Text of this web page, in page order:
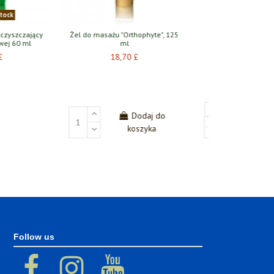
Dodaj do
koszyka
Follow us